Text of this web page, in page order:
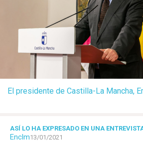
El presidente de Castilla-La Mancha,
ASÍ LO HA EXPRESADO EN UNA
Enclm13/01/2021